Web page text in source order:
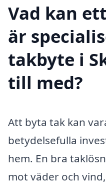
Vad kan
är
takbyte i
till med?
Att byta tak kan
betydelsefulla
hem. En bra
mot väder och